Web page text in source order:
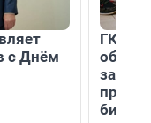
с Днём
ГК